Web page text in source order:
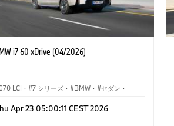
i7 60 xDrive (04/2026)
LCI · 7 シリーズ · BMW · セダン ·
Apr 23 05:00:11 CEST 2026